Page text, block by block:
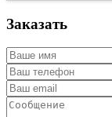
Заказать